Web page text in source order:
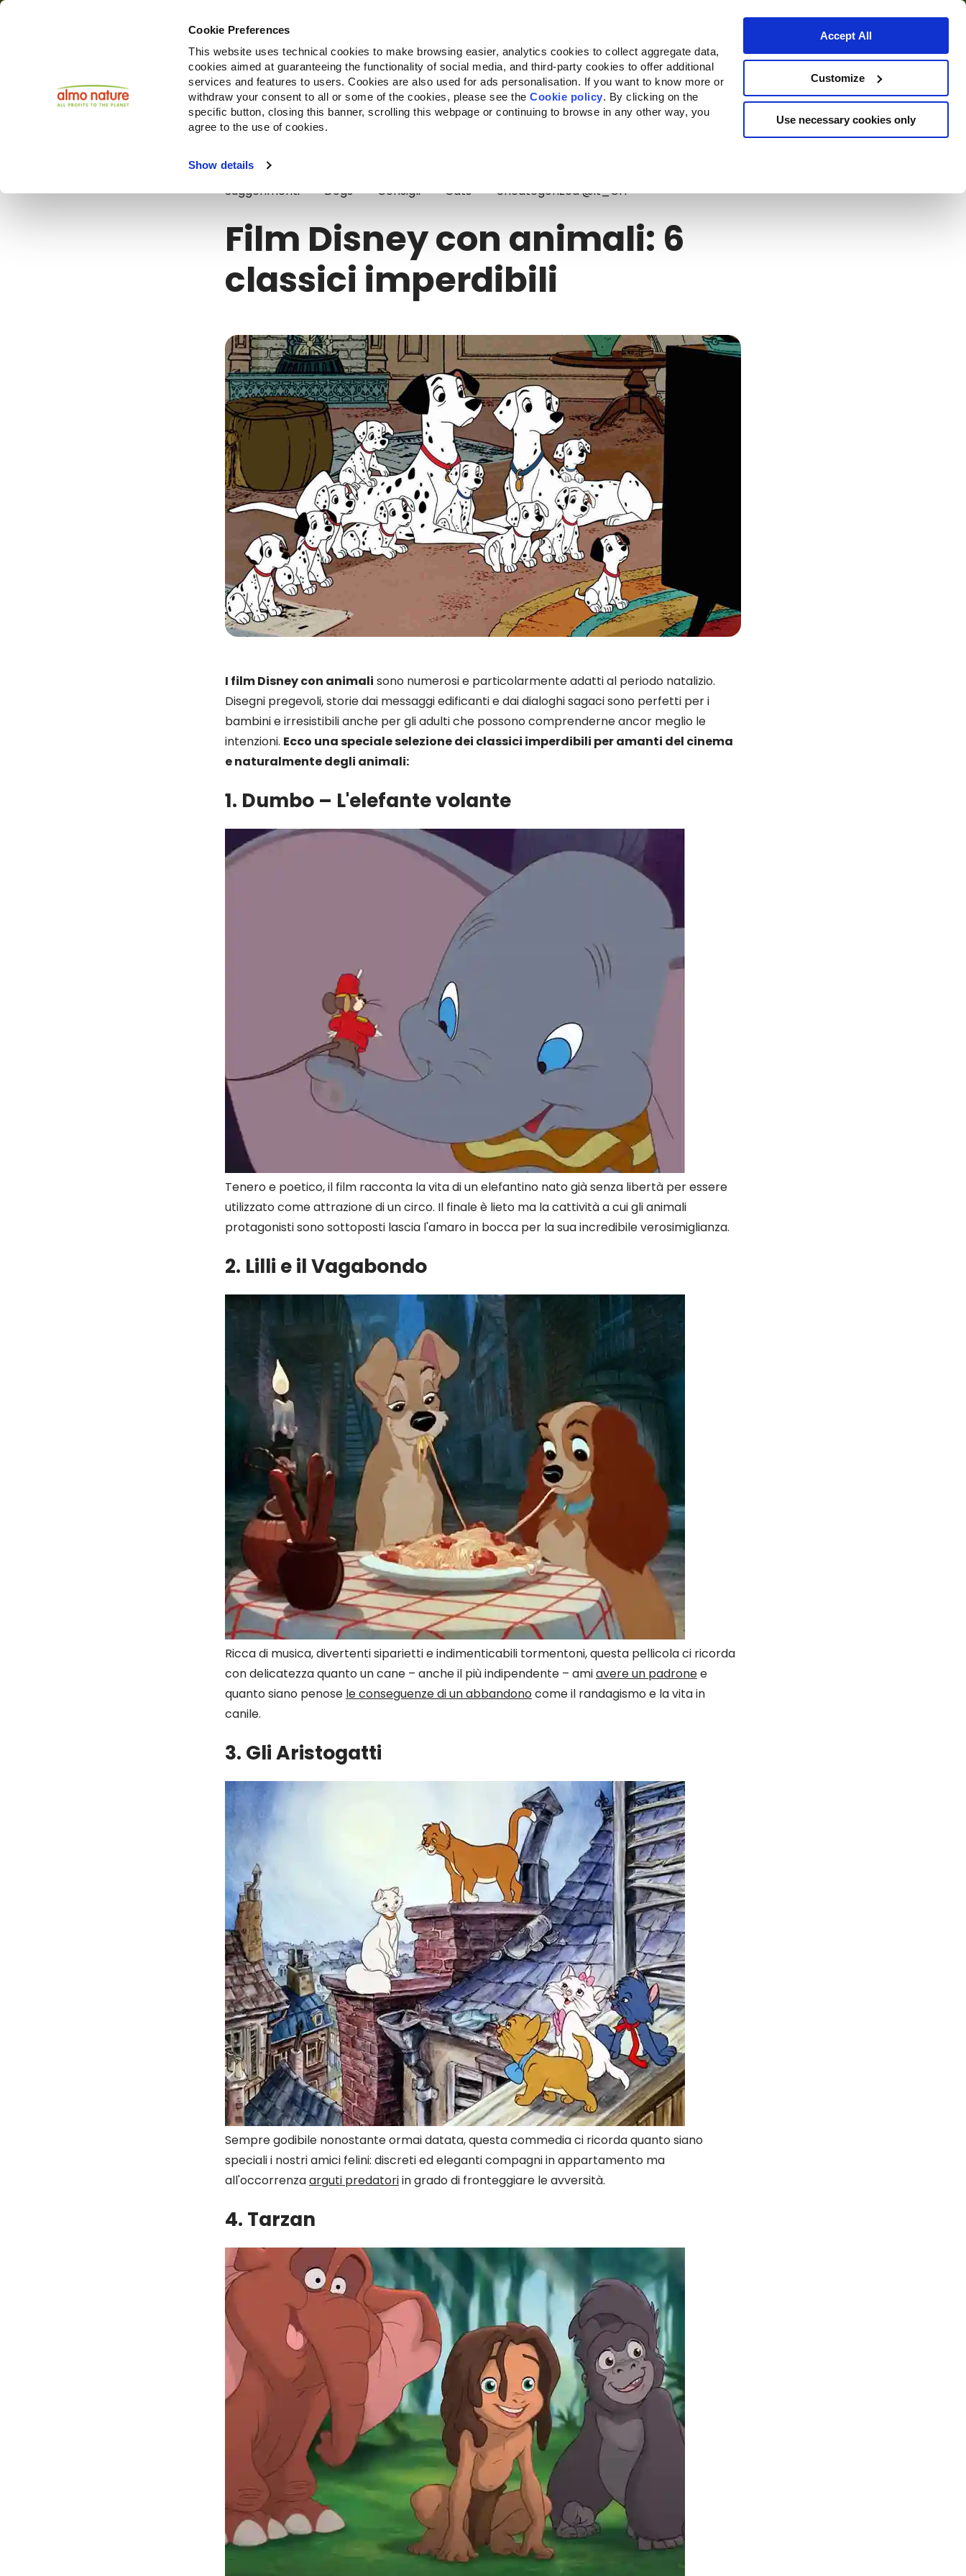
Cookie Preferences
This website uses technical cookies to make browsing easier, analytics cookies to collect aggregate data,
cookies aimed at guaranteeing the functionality of social media, and third-party cookies to offer additional
services and features to users. Cookies are also used for ads personalisation. If you want to know more or
withdraw your consent to all or some of the cookies, please see theCookie policy. By clicking on the
specific button, closing this banner, scrolling this webpage or continuing to browse in any other way, you
agree to the use of cookies.
Show details
Accept All
Customize
Use necessary cookies only
Prodotti Companion for Life Bando Companion for Life Chi siamo Dove acquistare
Suggerimenti Dogs Consigli Cats Uncategorized @it_CH
Film Disney con animali: 6
classici imperdibili
I film Disney con animali sono numerosi e particolarmente adatti al periodo natalizio.
Disegni pregevoli, storie dai messaggi edificanti e dai dialoghi sagaci sono perfetti per i
bambini e irresistibili anche per gli adulti che possono comprenderne ancor meglio le
intenzioni. Ecco una speciale selezione dei classici imperdibili per amanti del cinema
e naturalmente degli animali:
1. Dumbo – L'elefante volante
Tenero e poetico, il film racconta la vita di un elefantino nato già senza libertà per essere
utilizzato come attrazione di un circo. Il finale è lieto ma la cattività a cui gli animali
protagonisti sono sottoposti lascia l'amaro in bocca per la sua incredibile verosimiglianza.
2. Lilli e il Vagabondo
Ricca di musica, divertenti siparietti e indimenticabili tormentoni, questa pellicola ci ricorda
con delicatezza quanto un cane – anche il più indipendente – amiavere un padronee
quanto siano penose le conseguenze di un abbandonocome il randagismo e la vita in
canile.
3. Gli Aristogatti
Sempre godibile nonostante ormai datata, questa commedia ci ricorda quanto siano
speciali i nostri amici felini: discreti ed eleganti compagni in appartamento ma
all'occorrenzaarguti predatoriin grado di fronteggiare le avversità.
4. Tarzan